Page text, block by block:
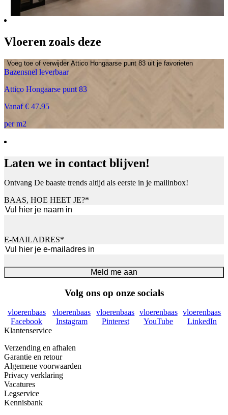
Vloeren zoals deze
Voeg toe of verwijder Attico Hongaarse punt 83 uit je favorieten
Bazensnel leverbaar
Attico Hongaarse punt 83
Vanaf € 47.95
per m2
Laten we in contact blijven!
Ontvang De baaste trends altijd als eerste in je mailinbox!
BAAS, HOE HEET JE?*
E-MAILADRES*
Meld me aan
Volg ons op onze socials
vloerenbaas
Facebook
vloerenbaas
Instagram
vloerenbaas
Pinterest
vloerenbaas
YouTube
vloerenbaas
LinkedIn
Klantenservice
Verzending en afhalen
Garantie en retour
Algemene voorwaarden
Privacy verklaring
Vacatures
Legservice
Kennisbank